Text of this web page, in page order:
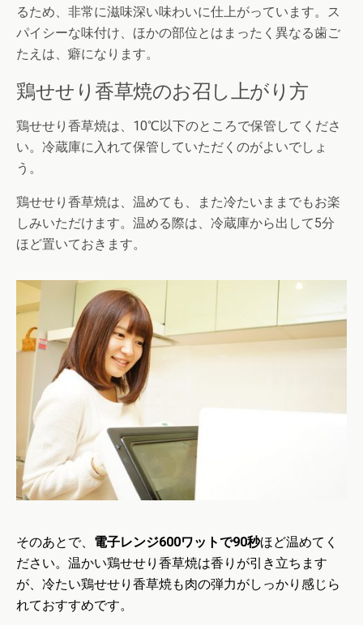
るため、非常に滋味深い味わいに仕上がっています。ス
パイシーな味付け、ほかの部位とはまったく異なる歯ご
たえは、癖になります。
鶏せせり香草焼のお召し上がり方
鶏せせり香草焼は、10℃以下のところで保管してくださ
い。冷蔵庫に入れて保管していただくのがよいでしょ
う。
鶏せせり香草焼は、温めても、また冷たいままでもお楽
しみいただけます。温める際は、冷蔵庫から出して5分
ほど置いておきます。
そのあとで、 電子レンジ600ワットで90秒ほど温めてく
ださい。温かい鶏せせり香草焼は香りが引き立ちます
が、冷たい鶏せせり香草焼も肉の弾力がしっかり感じら
れておすすめです。